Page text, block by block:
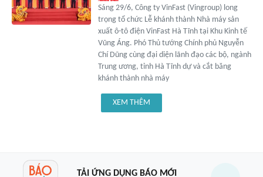
Sáng 29/6, Công ty VinFast (Vingroup) long
trọng tổ chức Lễ khánh thành Nhà máy sản
xuất ô-tô điện VinFast Hà Tĩnh tại Khu Kinh tế
Vũng Áng. Phó Thủ tướng Chính phủ Nguyễn
Chí Dũng cùng đại diện lãnh đạo các bộ, ngành
Trung ương, tỉnh Hà Tĩnh dự và cắt băng
khánh thành nhà máy
XEM THÊM
TẢI ỨNG DỤNG BÁO MỚI